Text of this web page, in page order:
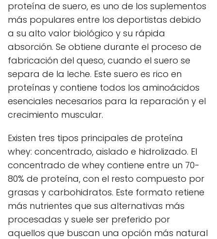
proteína de suero, es uno de los suplementos
más populares entre los deportistas debido
a su alto valor biológico y su rápida
absorción. Se obtiene durante el proceso de
fabricación del queso, cuando el suero se
separa de la leche. Este suero es rico en
proteínas y contiene todos los aminoácidos
esenciales necesarios para la reparación y el
crecimiento muscular.
Existen tres tipos principales de proteína
whey: concentrado, aislado e hidrolizado. El
concentrado de whey contiene entre un 70-
80% de proteína, con el resto compuesto por
grasas y carbohidratos. Este formato retiene
más nutrientes que sus alternativas más
procesadas y suele ser preferido por
aquellos que buscan una opción más natural